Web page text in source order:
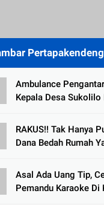
Pertapakendeng
Ambulance
Kepala Desa
Meninggal Dunia
RAKUS!! Tak Hanya
Dana Bedah Rumah
Tlogowungu, di Duga
Selewengkan
Asal Ada Uang Tip,
Pemandu Karaoke Di